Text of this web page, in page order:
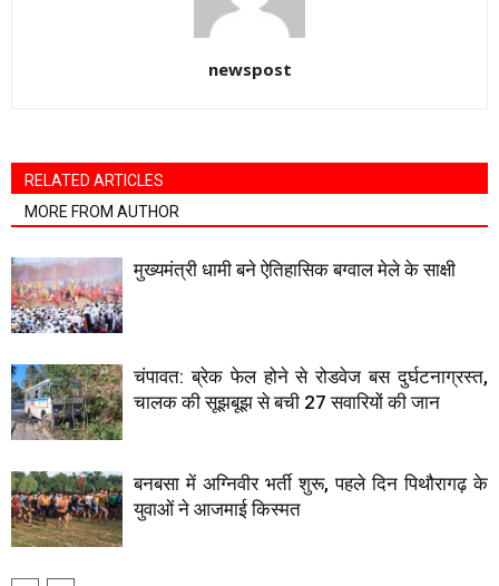
newspost
RELATED ARTICLES
MORE FROM AUTHOR
मुख्यमंत्री धामी बने ऐतिहासिक बग्वाल मेले के साक्षी
चंपावत: ब्रेक फेल होने से रोडवेज बस दुर्घटनाग्रस्त,
चालक की सूझबूझ से बची 27 सवारियों की जान
बनबसा में अग्निवीर भर्ती शुरू, पहले दिन पिथौरागढ़ के
युवाओं ने आजमाई किस्मत